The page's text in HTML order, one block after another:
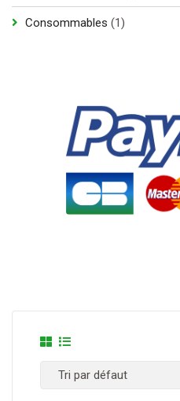
Consommables 11